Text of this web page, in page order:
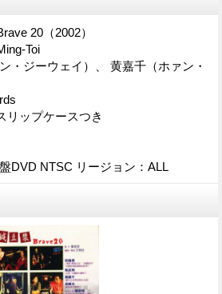
20（2002）
Toi
・ジーウェイ）、 黄嘉千（ホァン・
リップケースつき
DVD NTSC リージョン：ALL